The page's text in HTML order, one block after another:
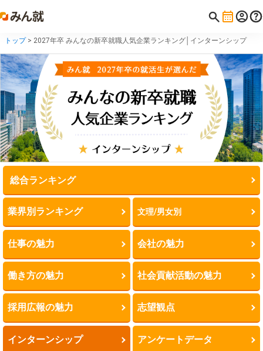
トップ> 2027年卒 みんなの新卒就職人気企業ランキング│インターンシップ
総合ランキング
業界別ランキング 文理/男女別
仕事の魅力 会社の魅力
働き方の魅力 社会貢献活動の魅力
採用広報の魅力 志望観点
インターンシップ アンケートデータ